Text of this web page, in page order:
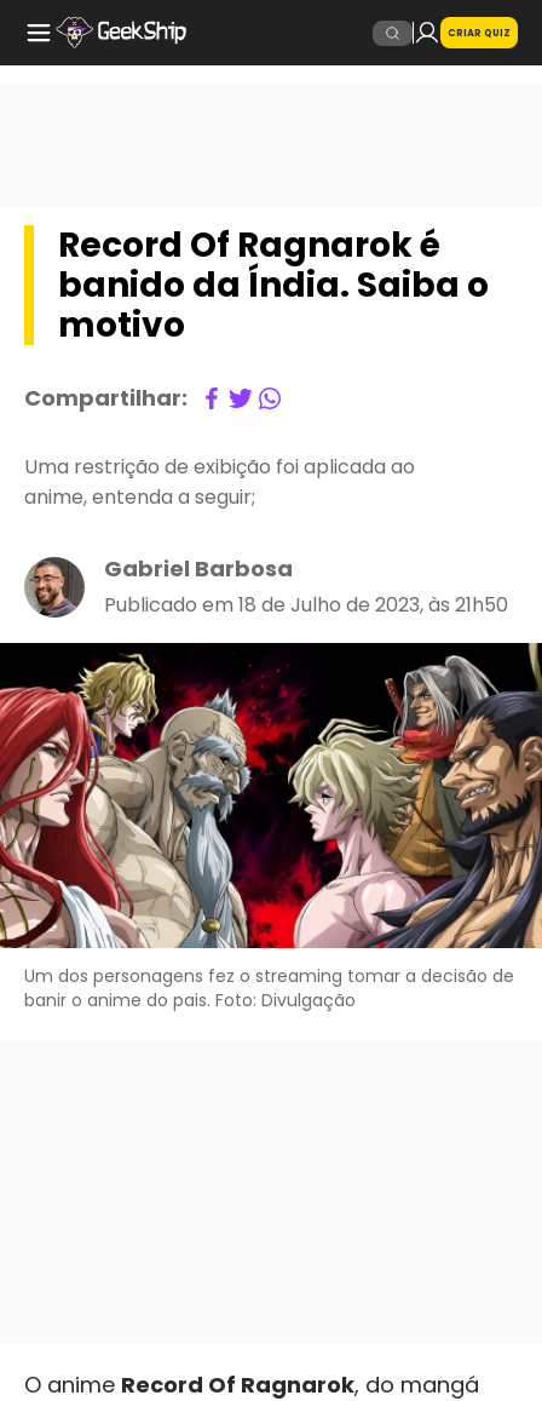
CRIAR QUIZ
Record Of Ragnarok é
banido da Índia. Saiba o
motivo
Compartilhar:
Uma restrição de exibição foi aplicada ao
anime, entenda a seguir;
Gabriel Barbosa
Publicado em 18 de Julho de 2023, às 21h50
Um dos personagens fez o streaming tomar a decisão de
banir o anime do pais. Foto: Divulgação
O anime Record Of Ragnarok, do mangá